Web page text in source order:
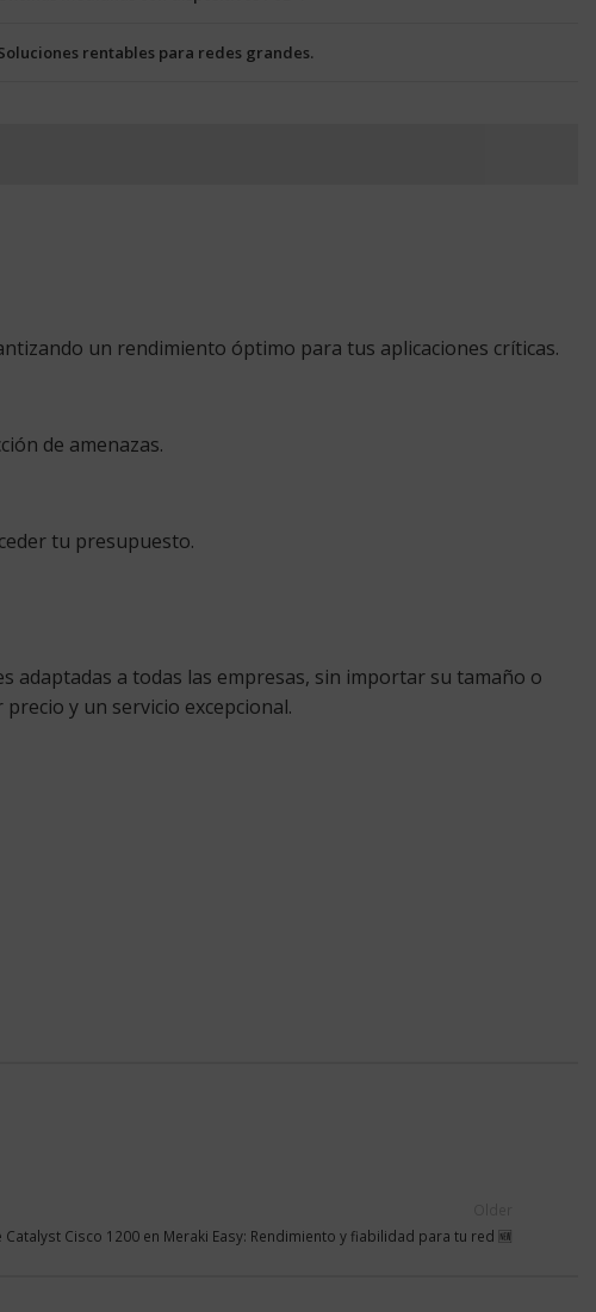
rentables para redes grandes.
un rendimiento óptimo para tus aplicaciones críticas.
de amenazas.
tu presupuesto.
adaptadas a todas las empresas, sin importar su tamaño o
y un servicio excepcional.
Catalyst Cisco 1200 en Meraki Easy: Rendimiento y fiabilidad para tu red 🆕